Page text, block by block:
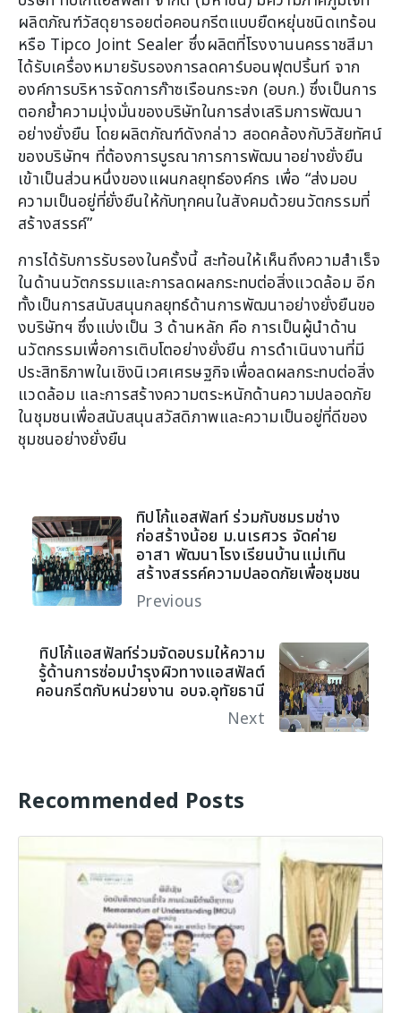
ผลิตภัณฑ์วัสดุยารอยต่อคอนกรีตแบบยืดหยุ่นชนิดเทร้อน
หรือ Tipco Joint Sealer ซึ่งผลิตที่โรงงานนครราชสีมา
ได้รับเครื่องหมายรับรองการลดคาร์บอนฟุตปริ้นท์ จาก
องค์การบริหารจัดการก๊าซเรือนกระจก (อบก.) ซึ่งเป็นการ
ตอกย้ำความมุ่งมั่นของบริษัทในการส่งเสริมการพัฒนา
อย่างยั่งยืน โดยผลิตภัณฑ์ดังกล่าว สอดคล้องกับวิสัยทัศน์
ของบริษัทฯ ที่ต้องการบูรณาการการพัฒนาอย่างยั่งยืน
เข้าเป็นส่วนหนึ่งของแผนกลยุทธ์องค์กร เพื่อ “ส่งมอบ
ความเป็นอยู่ที่ยั่งยืนให้กับทุกคนในสังคมด้วยนวัตกรรมที่
สร้างสรรค์”
การได้รับการรับรองในครั้งนี้ สะท้อนให้เห็นถึงความสำเร็จ
ในด้านนวัตกรรมและการลดผลกระทบต่อสิ่งแวดล้อม อีก
ทั้งเป็นการสนับสนุนกลยุทธ์ด้านการพัฒนาอย่างยั่งยืนขอ
งบริษัทฯ ซึ่งแบ่งเป็น 3 ด้านหลัก คือ การเป็นผู้นำด้าน
นวัตกรรมเพื่อการเติบโตอย่างยั่งยืน การดำเนินงานที่มี
ประสิทธิภาพในเชิงนิเวศเศรษฐกิจเพื่อลดผลกระทบต่อสิ่ง
แวดล้อม และการสร้างความตระหนักด้านความปลอดภัย
ในชุมชนเพื่อสนับสนุนสวัสดิภาพและความเป็นอยู่ที่ดีของ
ชุมชนอย่างยั่งยืน
ทิปโก้แอสฟัลท์ ร่วมกับชมรมช่าง
ก่อสร้างน้อย ม.นเรศวร จัดค่าย
อาสา พัฒนาโรงเรียนบ้านแม่เทิน
สร้างสรรค์ความปลอดภัยเพื่อชุมชน
Previous
ทิปโก้แอสฟัลท์ร่วมจัดอบรมให้ความ
รู้ด้านการซ่อมบำรุงผิวทางแอสฟัลต์
คอนกรีตกับหน่วยงาน อบจ.อุทัยธานี
Next
Recommended Posts